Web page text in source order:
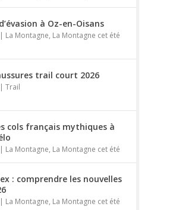
à Oz-en-Oisans
La Montagne, La Montagne cet été
trail court 2026
Trail
cols français mythiques à
La Montagne, La Montagne cet été
: comprendre les nouvelles
La Montagne, La Montagne cet été